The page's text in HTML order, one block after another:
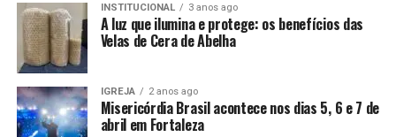
INSTITUCIONAL 3 anos ago
A luz que ilumina e protege: os benefícios das
Velas de Cera de Abelha
IGREJA 2 anos ago
Misericórdia Brasil acontece nos dias 5, 6 e 7 de
abril em Fortaleza